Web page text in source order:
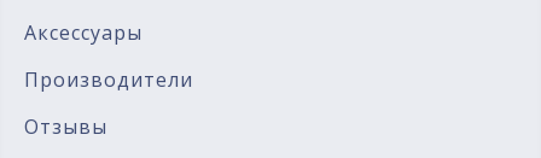
Аксессуары
Производители
Отзывы